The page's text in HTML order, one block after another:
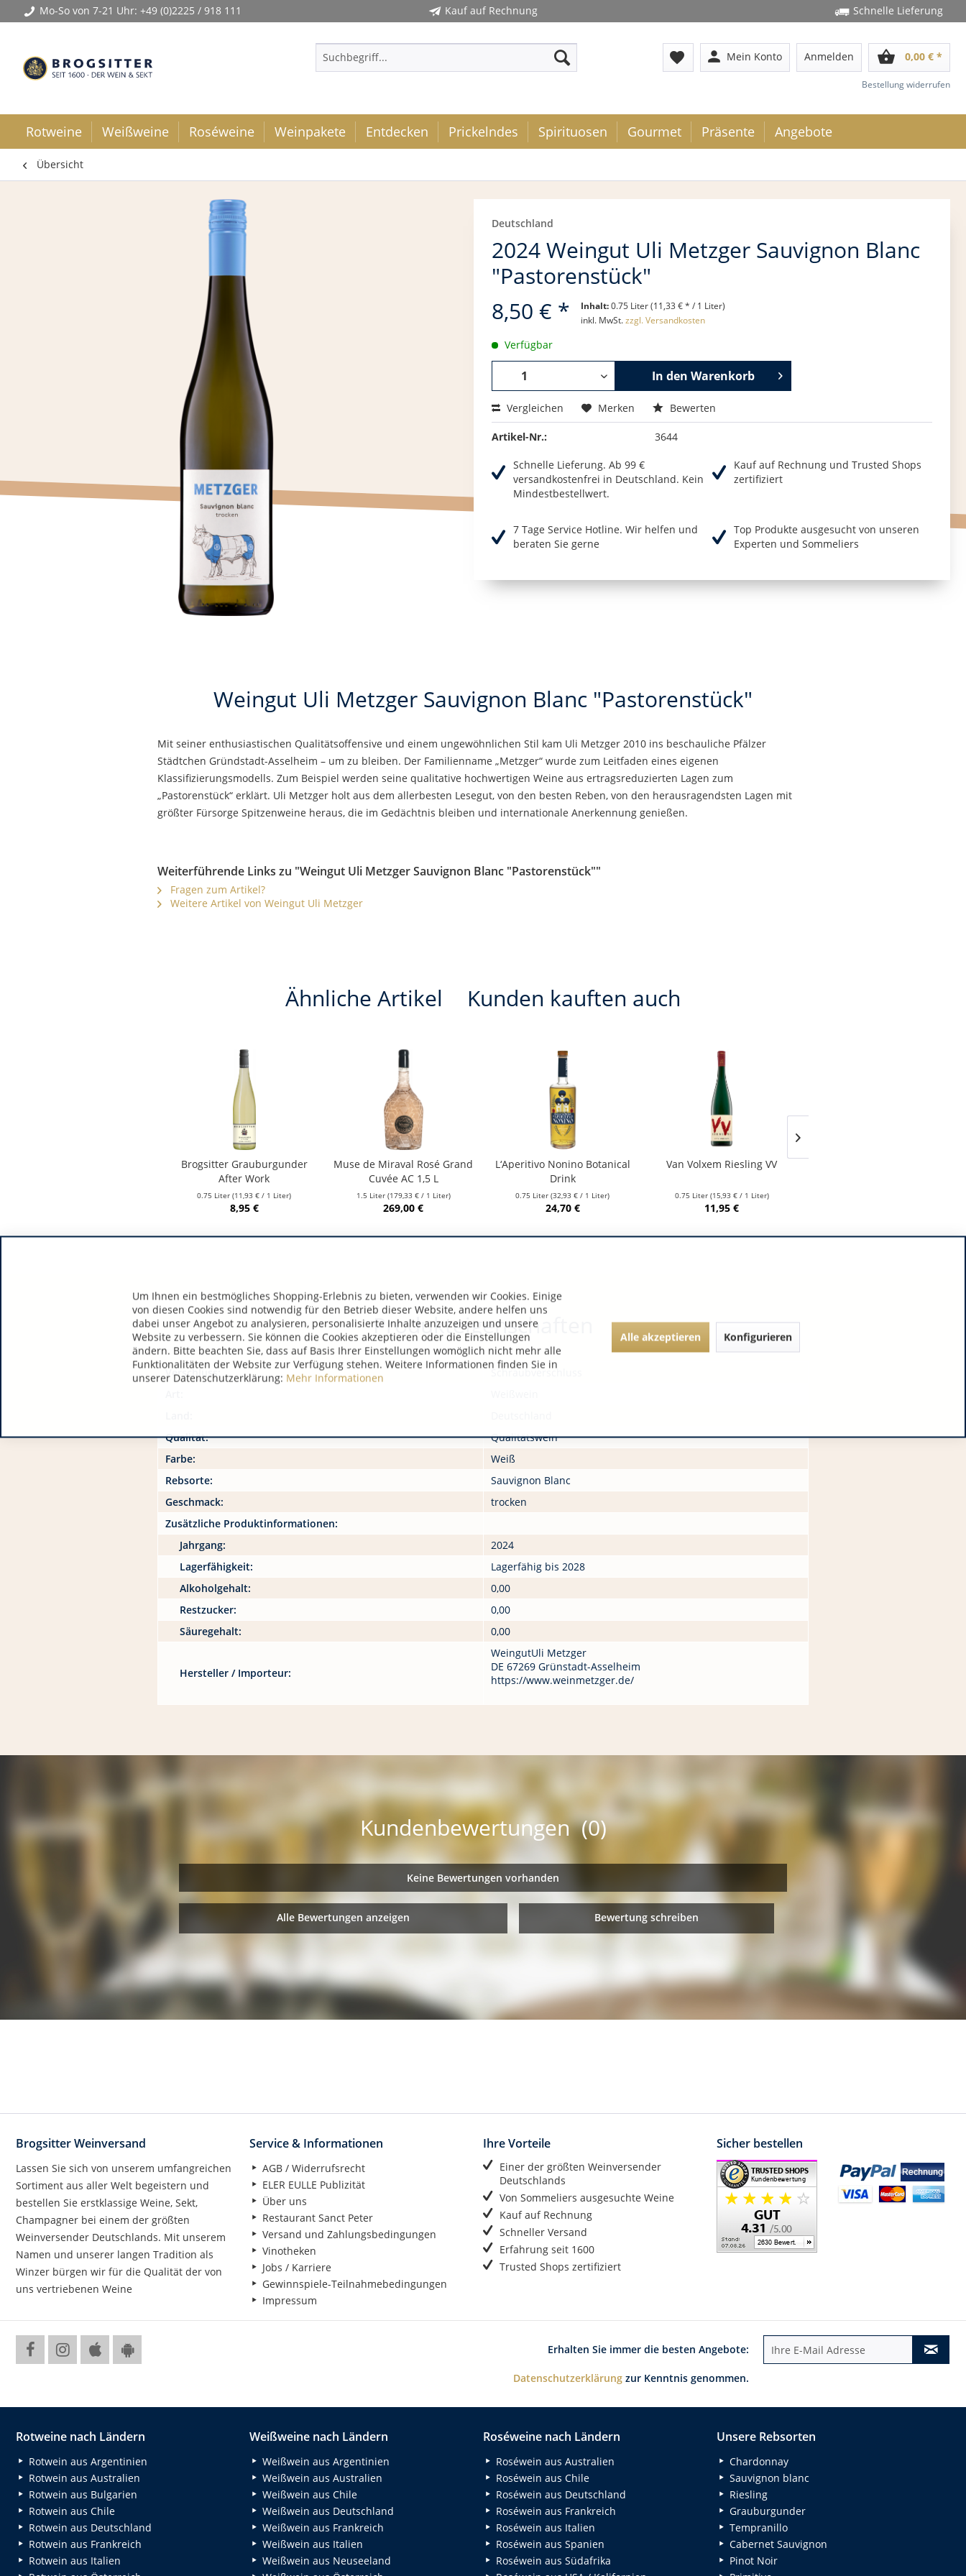
Mo-So von 7-21 Uhr: +49 (0)2225 / 918 111 Kauf auf Rechnung Schnelle Lieferung
favorite person Mein Konto Anmelden shopping_basket 0,00 € *
Bestellung widerrufen
Rotweine Weißweine Roséweine Weinpakete Entdecken Prickelndes Spirituosen Gourmet Präsente Angebote
Übersicht
Deutschland
2024 Weingut Uli Metzger Sauvignon Blanc
"Pastorenstück"
8,50 € *
Inhalt:0.75 Liter (11,33 € * / 1 Liter)
inkl. MwSt.zzgl. Versandkosten
Verfügbar
In den Warenkorb
Vergleichen Merken Bewerten
Artikel-Nr.: 3644
Schnelle Lieferung. Ab 99 €
versandkostenfrei in Deutschland. Kein
Mindestbestellwert.
Kauf auf Rechnung und Trusted Shops
zertifiziert
7 Tage Service Hotline. Wir helfen und
beraten Sie gerne
Top Produkte ausgesucht von unseren
Experten und Sommeliers
Weingut Uli Metzger Sauvignon Blanc "Pastorenstück"
Mit seiner enthusiastischen Qualitätsoffensive und einem ungewöhnlichen Stil kam Uli Metzger 2010 ins beschauliche Pfälzer
Städtchen Gründstadt-Asselheim – um zu bleiben. Der Familienname „Metzger“ wurde zum Leitfaden eines eigenen
Klassifizierungsmodells. Zum Beispiel werden seine qualitative hochwertigen Weine aus ertragsreduzierten Lagen zum
„Pastorenstück“ erklärt. Uli Metzger holt aus dem allerbesten Lesegut, von den besten Reben, von den herausragendsten Lagen mit
größter Fürsorge Spitzenweine heraus, die im Gedächtnis bleiben und internationale Anerkennung genießen.
Weiterführende Links zu "Weingut Uli Metzger Sauvignon Blanc "Pastorenstück""
Fragen zum Artikel?
Weitere Artikel von Weingut Uli Metzger
Ähnliche Artikel Kunden kauften auch
Brogsitter Grauburgunder
After Work
0.75 Liter(11,93 € / 1 Liter)
8,95 €
Muse de Miraval Rosé Grand
Cuvée AC 1,5 L
1.5 Liter (179,33 € / 1 Liter)
269,00 €
L‘Aperitivo Nonino Botanical
Drink
0.75 Liter(32,93 € / 1 Liter)
24,70 €
Van Volxem Riesling VV
0.75 Liter (15,93 € / 1 Liter)
11,95 €
Produkteigenschaften
Verschluss:
Schraubverschluss
Qualität:
Qualitätswein
Farbe:
Weiß
Rebsorte:
Sauvignon Blanc
Geschmack:
trocken
Zusätzliche Produktinformationen:
Jahrgang:
2024
Lagerfähigkeit:
Lagerfähig bis 2028
Alkoholgehalt:
0,00
Restzucker:
0,00
Säuregehalt:
0,00
Hersteller / Importeur:
WeingutUli Metzger
DE 67269 Grünstadt-Asselheim
https://www.weinmetzger.de/
Kundenbewertungen (0)
Keine Bewertungen vorhanden
Alle Bewertungen anzeigen Bewertung schreiben
Brogsitter Weinversand
Lassen Sie sich von unserem umfangreichen
Sortiment aus aller Welt begeistern und
bestellen Sie erstklassige Weine, Sekt,
Champagner bei einem der größten
Weinversender Deutschlands. Mit unserem
Namen und unserer langen Tradition als
Winzer bürgen wir für die Qualität der von
uns vertriebenen Weine
Service & Informationen
AGB / Widerrufsrecht
ELER EULLE Publizität
Über uns
Restaurant Sanct Peter
Versand und Zahlungsbedingungen
Vinotheken
Jobs / Karriere
Gewinnspiele-Teilnahmebedingungen
Impressum
Ihre Vorteile
Einer der größten Weinversender
Deutschlands
Von Sommeliers ausgesuchte Weine
Kauf auf Rechnung
Schneller Versand
Erfahrung seit 1600
Trusted Shops zertifiziert
Sicher bestellen
Erhalten Sie immer die besten Angebote:
Datenschutzerklärung zur Kenntnis genommen.
Rotweine nach Ländern
Rotwein aus Argentinien
Rotwein aus Australien
Rotwein aus Bulgarien
Rotwein aus Chile
Rotwein aus Deutschland
Rotwein aus Frankreich
Rotwein aus Italien
Weißweine nach Ländern
Weißwein aus Argentinien
Weißwein aus Australien
Weißwein aus Chile
Weißwein aus Deutschland
Weißwein aus Frankreich
Weißwein aus Italien
Weißwein aus Neuseeland
Roséweine nach Ländern
Roséwein aus Australien
Roséwein aus Chile
Roséwein aus Deutschland
Roséwein aus Frankreich
Roséwein aus Italien
Roséwein aus Spanien
Roséwein aus Südafrika
Unsere Rebsorten
Chardonnay
Sauvignon blanc
Riesling
Grauburgunder
Tempranillo
Cabernet Sauvignon
Pinot Noir
Um Ihnen ein bestmögliches Shopping-Erlebnis zu bieten, verwenden wir Cookies. Einige
von diesen Cookies sind notwendig für den Betrieb dieser Website, andere helfen uns
dabei unser Angebot zu analysieren, personalisierte Inhalte anzuzeigen und unsere
Website zu verbessern. Sie können die Cookies akzeptieren oder die Einstellungen
ändern. Bitte beachten Sie, dass auf Basis Ihrer Einstellungen womöglich nicht mehr alle
Funktionalitäten der Website zur Verfügung stehen. Weitere Informationen finden Sie in
unserer Datenschutzerklärung: Mehr Informationen
Alle akzeptieren Konfigurieren